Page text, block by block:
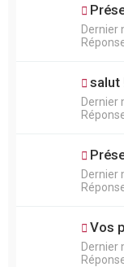
Dernier
salut
Dernier
Dernier
Vos
Dernier